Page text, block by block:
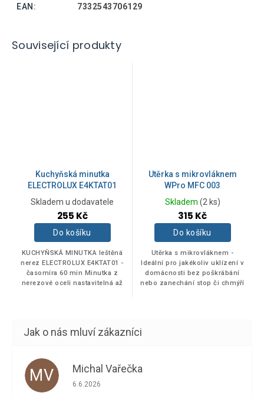
EAN: 7332543706129
Související produkty
Kuchyňská minutka
ELECTROLUX E4KTAT01
Skladem u dodavatele
255 Kč
Do košíku
KUCHYŇSKÁ MINUTKA leštěná
nerez ELECTROLUX E4KTAT01 -
časomíra 60 min Minutka z
nerezové oceli nastavitelná až
Utěrka s mikrovláknem
WPro MFC 003
Skladem (2 ks)
315 Kč
Do košíku
Utěrka s mikrovláknem -
Ideální pro jakékoliv uklízení v
domácnosti bez poškrábání
nebo zanechání stop či chmýří
MV Michal Vařečka
Hodnocení obchodu je 5 z 5 hvězdiček.
6.6.2026